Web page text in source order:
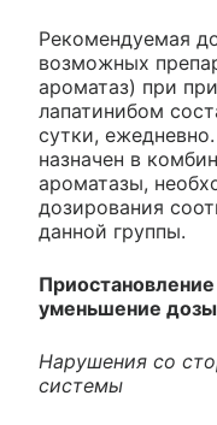
Рекомендуемая
возможных
ароматаз) при
лапатинибом
сутки,
назначен в
ароматазы,
дозирования
данной группы.
уменьшение дозы
Нарушения со
системы